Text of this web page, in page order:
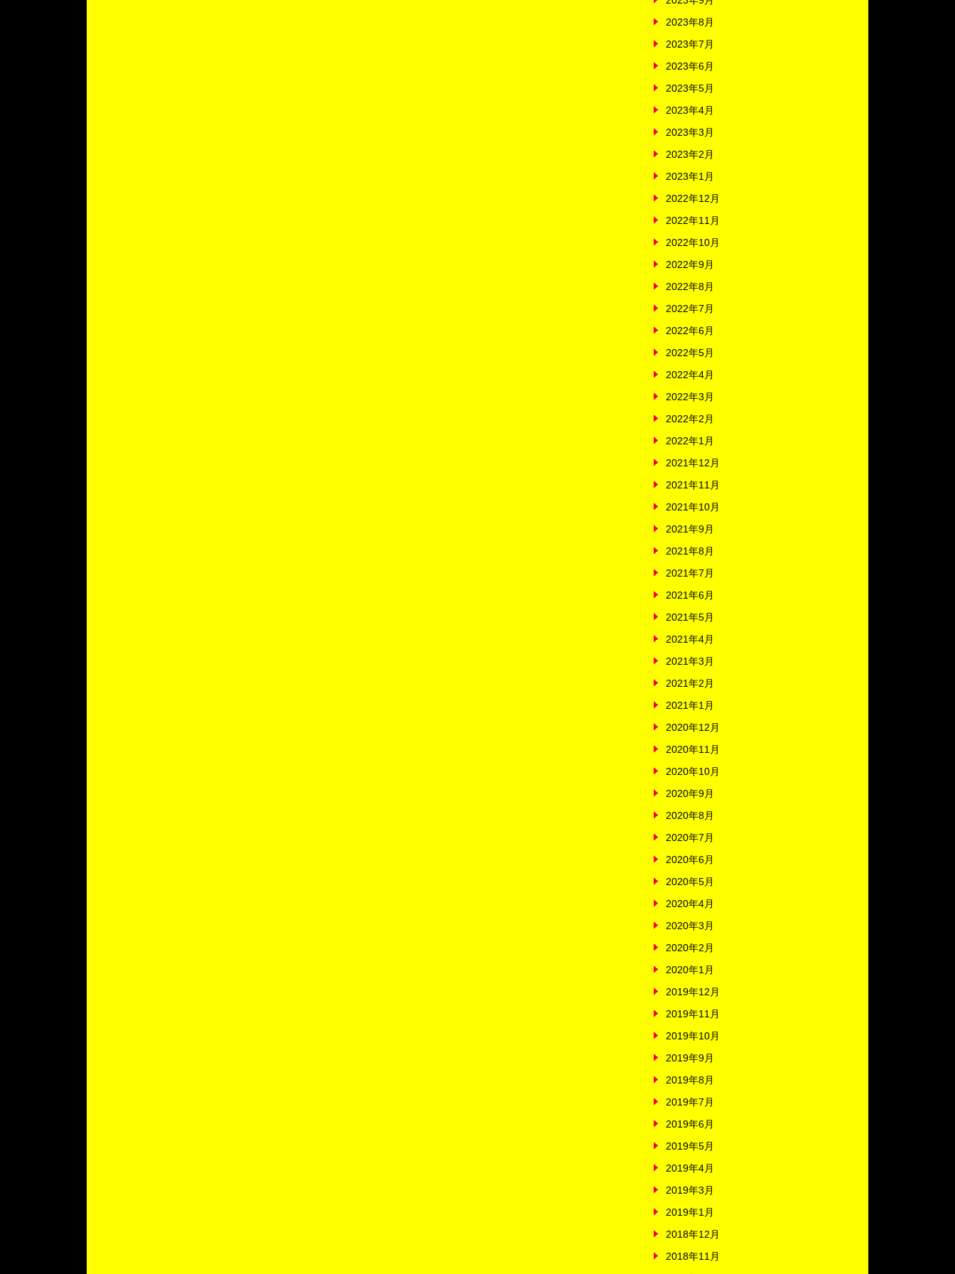
2023年8月
2023年7月
2023年6月
2023年5月
2023年4月
2023年3月
2023年2月
2023年1月
2022年12月
2022年11月
2022年10月
2022年9月
2022年8月
2022年7月
2022年6月
2022年5月
2022年4月
2022年3月
2022年2月
2022年1月
2021年12月
2021年11月
2021年10月
2021年9月
2021年8月
2021年7月
2021年6月
2021年5月
2021年4月
2021年3月
2021年2月
2021年1月
2020年12月
2020年11月
2020年10月
2020年9月
2020年8月
2020年7月
2020年6月
2020年5月
2020年4月
2020年3月
2020年2月
2020年1月
2019年12月
2019年11月
2019年10月
2019年9月
2019年8月
2019年7月
2019年6月
2019年5月
2019年4月
2019年3月
2019年1月
2018年12月
2018年11月